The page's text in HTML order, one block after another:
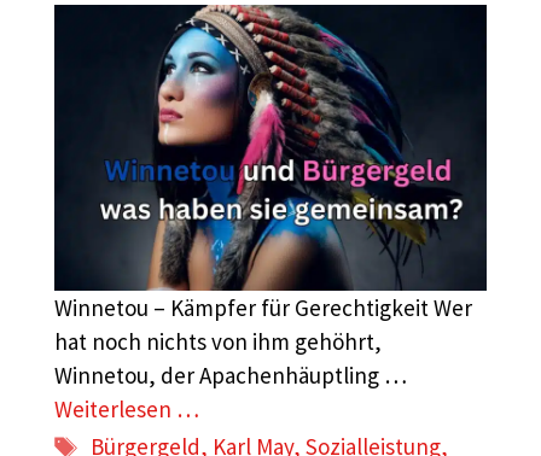
Winnetou – Kämpfer für Gerechtigkeit Wer
hat noch nichts von ihm gehöhrt,
Winnetou, der Apachenhäuptling …
Weiterlesen …
Schlagwörter
Bürgergeld, Karl May,Sozialleistung,